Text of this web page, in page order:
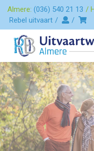
Almere: (036) 540 21 13
Rebel uitvaart